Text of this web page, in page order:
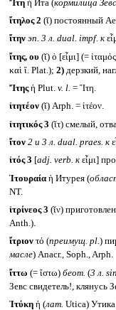
Ἴτη ἡ Ита (кормилица
ἴτηλος 2 (ῐ) постоянный
ἴτην эп. 3 л. dual. impf. к
ἴτης, ου(ῐ) ὁ [εἶμι] (=
καὶ ἴ. Plat.); 2)дерзкий,
Ἴτηςἡ Plut. v. l. = Ἴτη.
ἰτητέον(ῐ) Arph. = ἰτέον.
ἰτητικός 3 (ῐτ) смелый,
ἴτον 2 и 3 л. dual. praes. к
ἰτός 3 [adj. verb. кεἶμι]
Ἰτουραία ἡ Итурея (
NT.
ἰτρίνεος 3 (ῐν)
Anth.).
ἴτριον τό (преимущ. pl.)
масле) Anacr., Soph., Arph.
ἴττω (= ἴστω)беот. (3 л.
Зевс свидетель!, клянусь
Ἰτύκη ἡ (лат. Utica)